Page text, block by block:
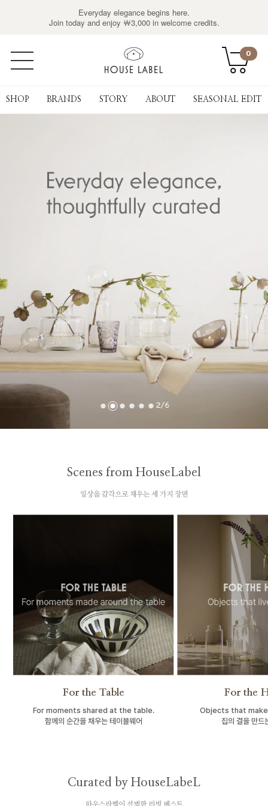
Everyday elegance begins here.
Join today and enjoy ￦3,000 in welcome credits.
0
SHOP BRANDS STORY ABOUT SEASONAL EDIT
2/6
Scenes from HouseLabel
일상을 감각으로 채우는 세 가지 장면
For the Table
For moments shared at the table.
함께의 순간을 채우는 테이블웨어
For the
Objects that
집의 결을 만드
Curated by HouseLabeL
하우스라벨이 선별한 리빙 베스트